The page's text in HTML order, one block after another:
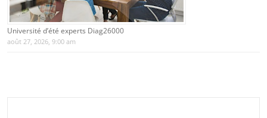
Université d’été experts Diag26000
août 27, 2026, 9:00 am